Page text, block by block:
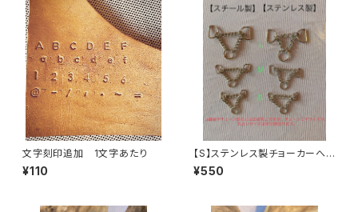
文字刻印追加 1文字あたり
¥110
【S】ステンレス製チョーカーへ
変更
¥550